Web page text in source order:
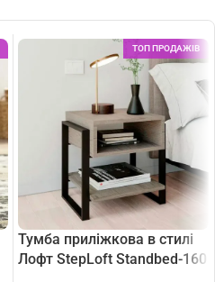
ТОП ПРОДАЖІВ
Тумба приліжкова в стилі
Лофт StepLoft Standbed-160